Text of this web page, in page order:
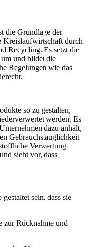
die Grundlage der
Kreislaufwirtschaft durch
Recycling. Es setzt die
und bildet die
Regelungen wie das
so zu gestalten,
werden. Es
dazu anhält,
Gebrauchstauglichkeit
Verwertung
sieht vor, dass
sein, dass sie
zur Rücknahme und